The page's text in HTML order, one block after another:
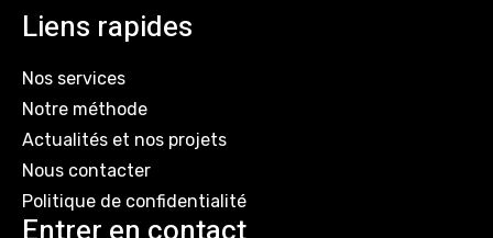
Liens rapides
Nos services
Notre méthode
Actualités et nos projets
Nous contacter
Politique de confidentialité